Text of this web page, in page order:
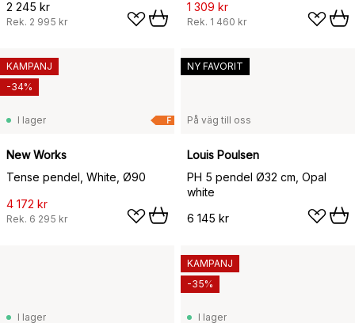
2 245 kr
Rek. 2 995 kr
1 309 kr
Rek. 1 460 kr
F
I lager
New Works
Tense pendel, White, Ø90
4 172 kr
Rek. 6 295 kr
KAMPANJ
-34%
På väg till oss
Louis Poulsen
PH 5 pendel Ø32 cm, Opal
white
6 145 kr
NY FAVORIT
I lager I lager
KAMPANJ
-35%